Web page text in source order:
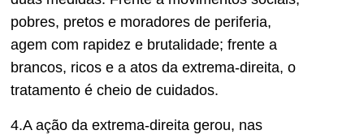
pobres, pretos e moradores de periferia,
agem com rapidez e brutalidade; frente a
brancos, ricos e a atos da extrema-direita, o
tratamento é cheio de cuidados.
4.A ação da extrema-direita gerou, nas